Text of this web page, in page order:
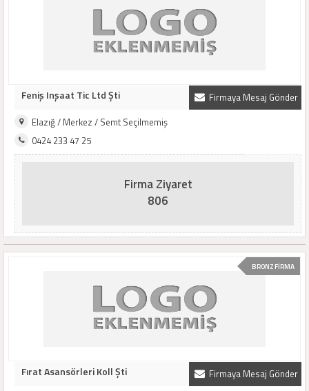
Firmaya Mesaj Gönder
Feniş Inşaat Tic Ltd Şti
Elazığ / Merkez / Semt Seçilmemiş
0424 233 47 25
Firma Ziyaret
806
BRONZ FİRMA
Firmaya Mesaj Gönder
Fırat Asansörleri Koll Şti